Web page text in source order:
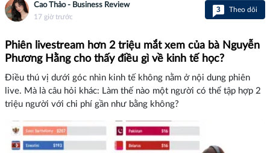
Cao Thảo - Business Review
17 giờ trước
3 Theo dõi
Phiên livestream hơn 2 triệu mắt xem của bà Nguyễn
Phương Hằng cho thấy điều gì về kinh tế học?
Điều thú vị dưới góc nhìn kinh tế không nằm ở nội dung phiên
live. Mà là câu hỏi khác: Làm thế nào một người có thể tập hợp 2
triệu người với chi phí gần như bằng không?